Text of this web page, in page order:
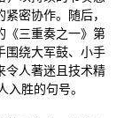
密协作。随后，
《三重奏之一》第
围绕大军鼓、小手
令人著迷且技术精
胜的句号。